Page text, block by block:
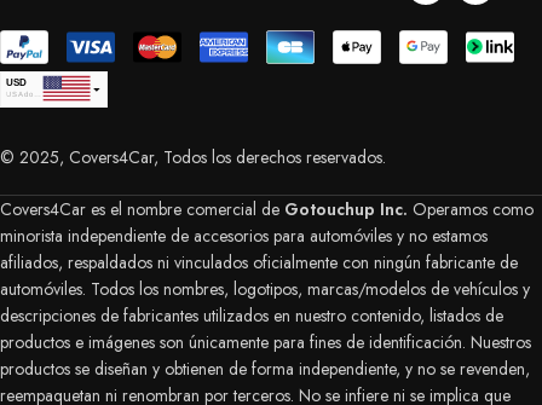
USD
EUR
Euro
Australian Dollar
CHF
DKK
Danish Krone
New Zealand Dollar
PLN
© 2025, Covers4Car, Todos los derechos reservados.
Covers4Car es el nombre comercial de Gotouchup Inc. Operamos como
minorista independiente de accesorios para automóviles y no estamos
afiliados, respaldados ni vinculados oficialmente con ningún fabricante de
automóviles. Todos los nombres, logotipos, marcas/modelos de vehículos y
descripciones de fabricantes utilizados en nuestro contenido, listados de
productos e imágenes son únicamente para fines de identificación. Nuestros
productos se diseñan y obtienen de forma independiente, y no se revenden,
reempaquetan ni renombran por terceros. No se infiere ni se implica que